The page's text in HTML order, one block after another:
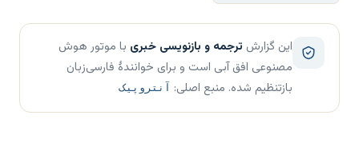
این گزارش ترجمه و بازنویسی خبری با موتور هوش
مصنوعی افق آبی است و برای خوانندهٔ فارسی‌زبان
بازتنظیم شده. منبع اصلی:
آنتروپیک